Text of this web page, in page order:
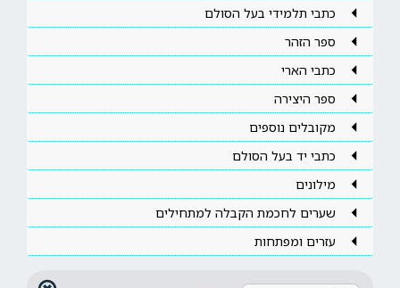
כתבי תלמידי בעל הסולם
ספר הזהר
כתבי הארי
ספר היצירה
מקובלים נוספים
כתבי יד בעל הסולם
מילונים
שערים לחכמת הקבלה למתחילים
עזרים ומפתחות